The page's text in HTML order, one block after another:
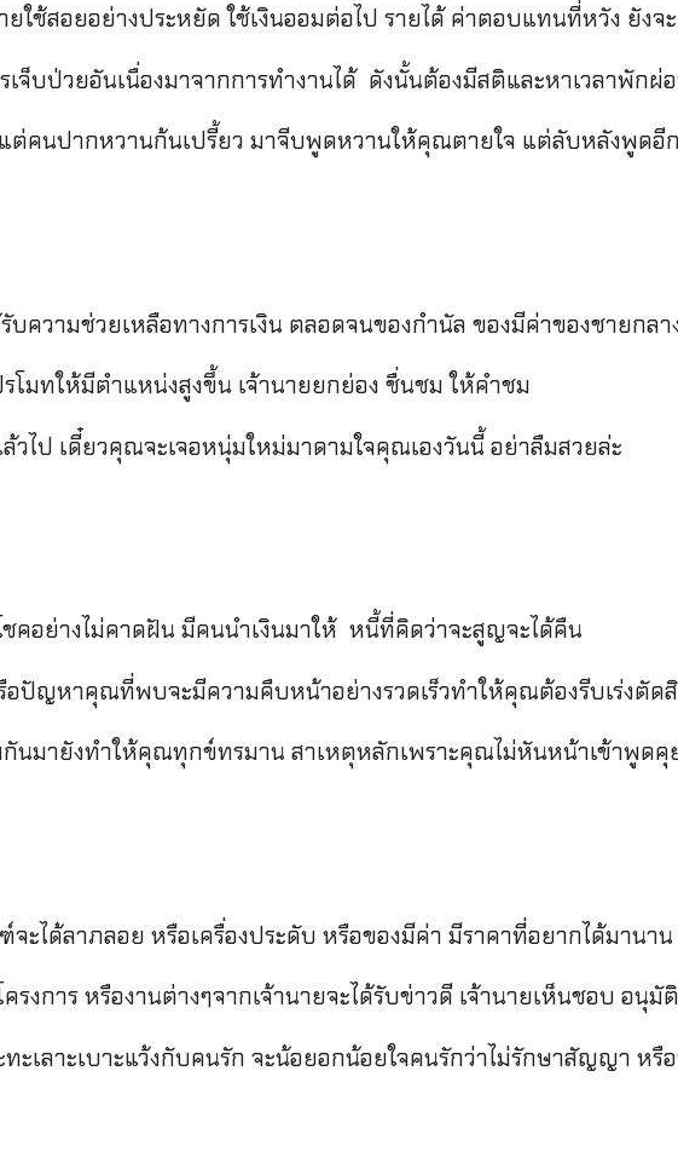
ยใช้สอยอย่างประหยัด ใช้เงินออมต่อไป รายได้ ค่าตอบแทนที่หวัง ยังจ
เจ็บป่วยอันเนื่องมาจากการทำงานได้ ดังนั้นต้องมีสติและหาเวลาพักผ่
แต่คนปากหวานก้นเปรี้ยว มาจีบพูดหวานให้คุณตายใจ แต่ลับหลังพูดอี
บความช่วยเหลือทางการเงิน ตลอดจนของกำนัล ของมีค่าของชายกล
รโมทให้มีตำแหน่งสูงขึ้น เจ้านายยกย่อง ชื่นชม ให้คำชม
ไป เดี๋ยวคุณจะเจอหนุ่มใหม่มาดามใจคุณเองวันนี้ อย่าลืมสวยล่ะ
คอย่างไม่คาดฝัน มีคนนำเงินมาให้ หนี้ที่คิดว่าจะสูญจะได้คืน
ปัญหาคุณที่พบจะมีความคืบหน้าอย่างรวดเร็วทำให้คุณต้องรีบเร่งตัด
นมายังทำให้คุณทุกข์ทรมาน สาเหตุหลักเพราะคุณไม่หันหน้าเข้าพูดคุ
ะได้ลาภลอย หรือเครื่องประดับ หรือของมีค่า มีราคาที่อยากได้มานาน
รงการ หรืองานต่างๆจากเจ้านายจะได้รับข่าวดี เจ้านายเห็นชอบ อนุมั
เลาะเบาะแว้งกับคนรัก จะน้อยอกน้อยใจคนรักว่าไม่รักษาสัญญา หรื